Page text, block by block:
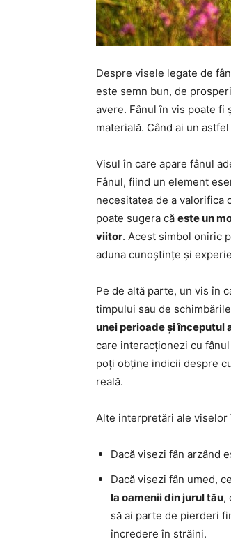
Despre visele legate de
este semn bun, de
avere. Fânul în vis poate fi
materială. Când ai un
Visul în care apare fânul
Fânul, fiind un element
necesitatea de a valorifica
poate sugera că este un
viitor. Acest simbol oniric
aduna cunoștințe și
Pe de altă parte, un vis în
timpului sau de
unei perioade și începutul
care interacționezi cu
poți obține indicii despre
reală.
Alte interpretări ale viselor
Dacă visezi fân arzând
Dacă visezi fân umed,
la oamenii din jurul tău,
să ai parte de pierderi
încredere în străini.